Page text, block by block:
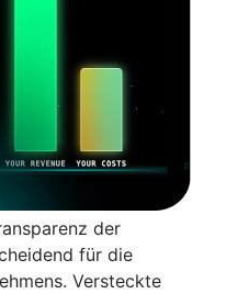
der
für die
Versteckte